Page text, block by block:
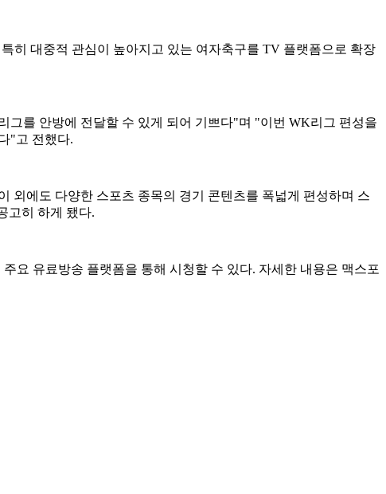
히 대중적 관심이 높아지고 있는 여자축구를 TV 플랫폼으로 확장
그를 안방에 전달할 수 있게 되어 기쁘다"며 "이번 WK리그 편성을
"고 전했다.
외에도 다양한 스포츠 종목의 경기 콘텐츠를 폭넓게 편성하며 스
고히 하게 됐다.
요 유료방송 플랫폼을 통해 시청할 수 있다. 자세한 내용은 맥스포